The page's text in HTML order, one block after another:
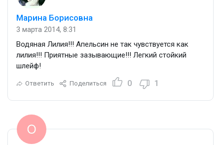
Марина Борисовна
3 марта 2014, 8:31
Водяная Лилия!!! Апельсин не так чувствуется как
лилия!!! Приятные зазывающие!!! Легкий стойкий
шлейф!
Ответить Поделиться 0 1